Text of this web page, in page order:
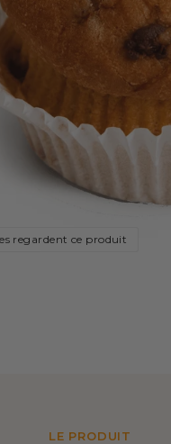
regardent ce produit
LE PRODUIT